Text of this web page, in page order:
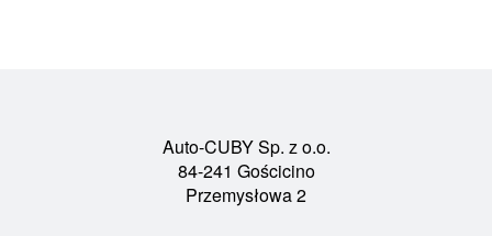
Auto-CUBY Sp. z o.o.
84-241 Gościcino
Przemysłowa 2